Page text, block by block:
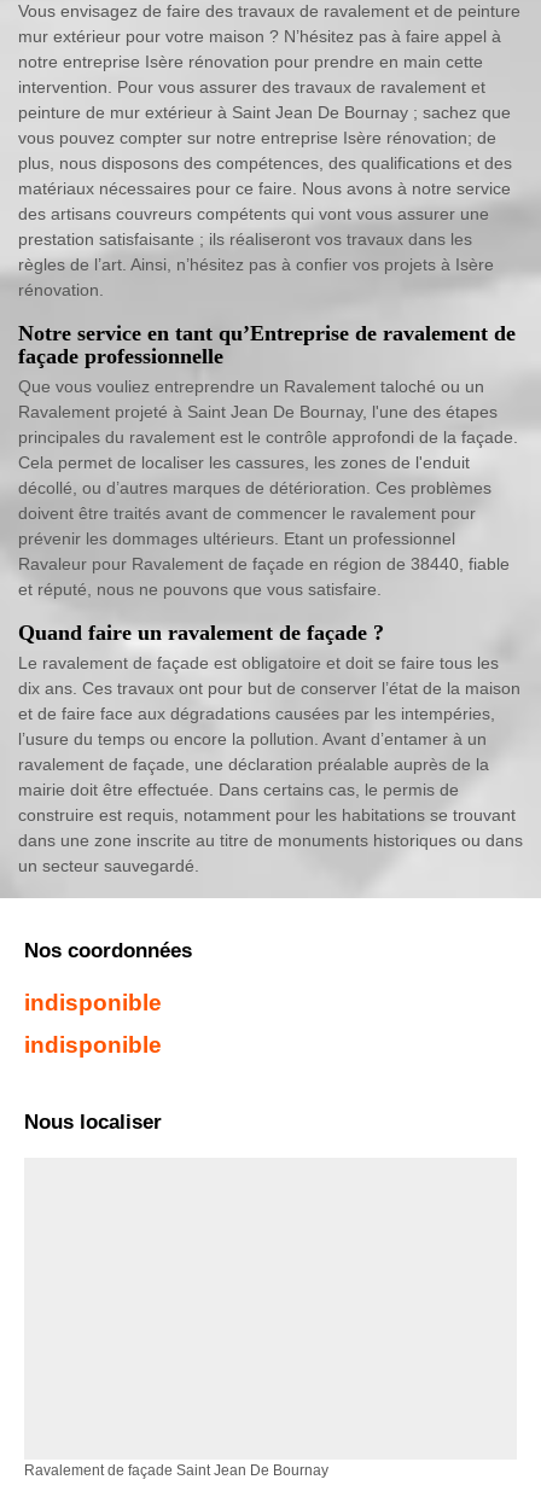
Vous envisagez de faire des travaux de ravalement et de peinture
mur extérieur pour votre maison ? N’hésitez pas à faire appel à
notre entreprise Isère rénovation pour prendre en main cette
intervention. Pour vous assurer des travaux de ravalement et
peinture de mur extérieur à Saint Jean De Bournay ; sachez que
vous pouvez compter sur notre entreprise Isère rénovation; de
plus, nous disposons des compétences, des qualifications et des
matériaux nécessaires pour ce faire. Nous avons à notre service
des artisans couvreurs compétents qui vont vous assurer une
prestation satisfaisante ; ils réaliseront vos travaux dans les
règles de l’art. Ainsi, n’hésitez pas à confier vos projets à Isère
rénovation.
Notre service en tant qu’Entreprise de ravalement de
façade professionnelle
Que vous vouliez entreprendre un Ravalement taloché ou un
Ravalement projeté à Saint Jean De Bournay, l'une des étapes
principales du ravalement est le contrôle approfondi de la façade.
Cela permet de localiser les cassures, les zones de l'enduit
décollé, ou d’autres marques de détérioration. Ces problèmes
doivent être traités avant de commencer le ravalement pour
prévenir les dommages ultérieurs. Etant un professionnel
Ravaleur pour Ravalement de façade en région de 38440, fiable
et réputé, nous ne pouvons que vous satisfaire.
Quand faire un ravalement de façade ?
Le ravalement de façade est obligatoire et doit se faire tous les
dix ans. Ces travaux ont pour but de conserver l’état de la maison
et de faire face aux dégradations causées par les intempéries,
l’usure du temps ou encore la pollution. Avant d’entamer à un
ravalement de façade, une déclaration préalable auprès de la
mairie doit être effectuée. Dans certains cas, le permis de
construire est requis, notamment pour les habitations se trouvant
dans une zone inscrite au titre de monuments historiques ou dans
un secteur sauvegardé.
Nos coordonnées
indisponible
indisponible
Nous localiser
Ravalement de façade Saint Jean De Bournay